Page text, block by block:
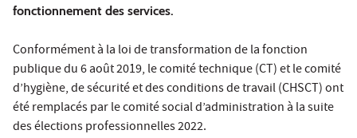
fonctionnement des services.
Conformément à la loi de transformation de la fonction
publique du 6 août 2019, le comité technique (CT) et le comité
d’hygiène, de sécurité et des conditions de travail (CHSCT) ont
été remplacés par le comité social d’administration à la suite
des élections professionnelles 2022.